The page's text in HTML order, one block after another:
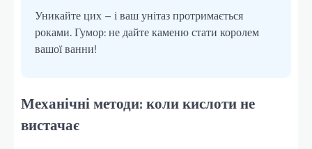
Уникайте цих – і ваш унітаз протримається
роками. Гумор: не дайте каменю стати королем
вашої ванни!
Механічні методи: коли кислоти не
вистачає